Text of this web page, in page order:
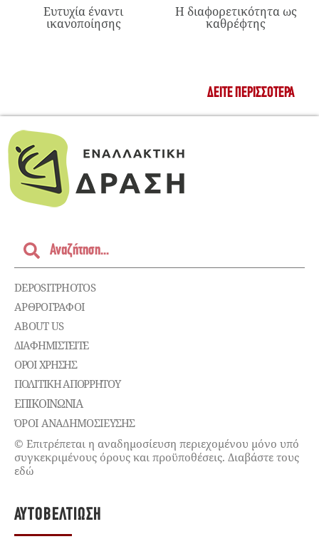
Ευτυχία έναντι
ικανοποίησης
Η διαφορετικότητα ως
καθρέφτης
ΔΕΊΤΕ ΠΕΡΙΣΣΌΤΕΡΑ
DEPOSITPHOTOS
ΑΡΘΡΟΓΡΑΦΟΙ
ABOUT US
ΔΙΑΦΗΜΙΣΤΕΊΤΕ
ΌΡΟΙ ΧΡΉΣΗΣ
ΠΟΛΙΤΙΚΉ ΑΠΟΡΡΉΤΟΥ
ΕΠΙΚΟΙΝΩΝΊΑ
ΌΡΟΙ ΑΝΑΔΗΜΟΣΙΕΥΣΗΣ
© Επιτρέπεται η αναδημοσίευση περιεχομένου μόνο υπό
συγκεκριμένους όρους και προϋποθέσεις. Διαβάστε τους
εδώ
ΑΥΤΟΒΕΛΤΊΩΣΗ